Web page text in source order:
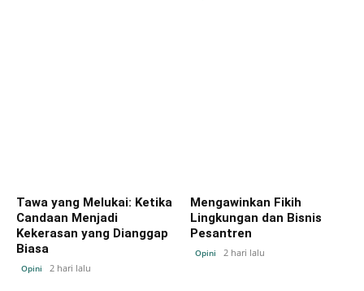
Tawa yang Melukai: Ketika
Candaan Menjadi
Kekerasan yang Dianggap
Biasa
Opini 2 hari lalu
Mengawinkan Fikih
Lingkungan dan Bisnis
Pesantren
Opini 2 hari lalu